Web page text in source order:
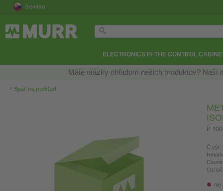
Slovakia
ELECTRONICS IN THE CONTROL
Máte otázky ohľadom našich produktov? Naši
‹ Späť na prehľad
Č.výr.:
nie